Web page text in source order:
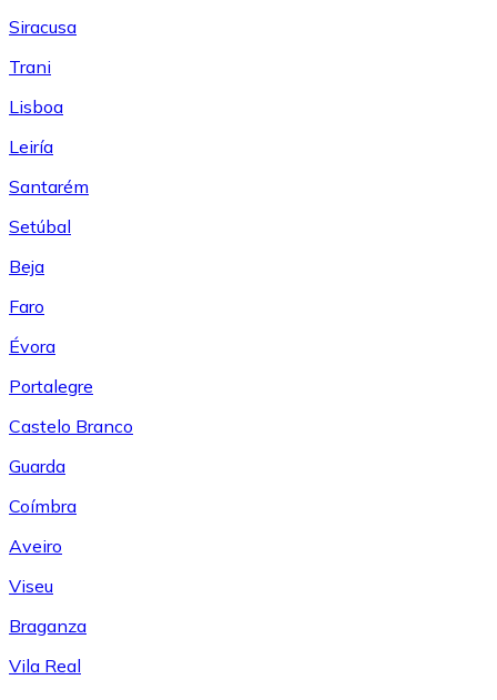
Siracusa
Trani
Lisboa
Leiría
Santarém
Setúbal
Beja
Faro
Évora
Portalegre
Castelo Branco
Guarda
Coímbra
Aveiro
Viseu
Braganza
Vila Real